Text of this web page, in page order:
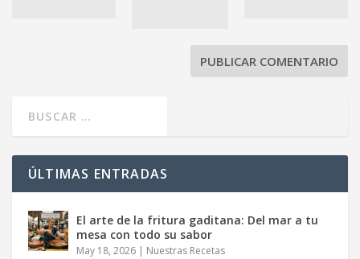
ÚLTIMAS ENTRADAS
El arte de la fritura gaditana: Del mar a tu
mesa con todo su sabor
May 18, 2026 | Nuestras Recetas